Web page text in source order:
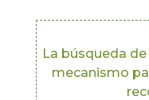
La búsqueda
mecanismo